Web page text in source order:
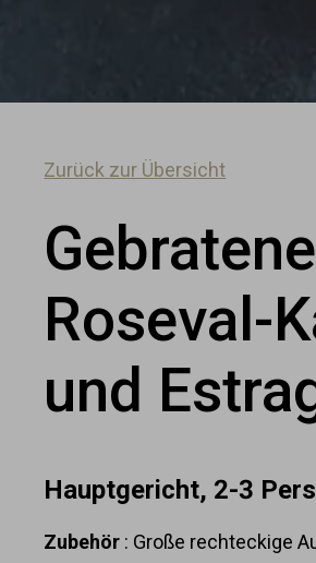
Zurück zur Übersicht
Roseval-
und
Hauptgericht, 2-3
Zubehör : Große rechteckige